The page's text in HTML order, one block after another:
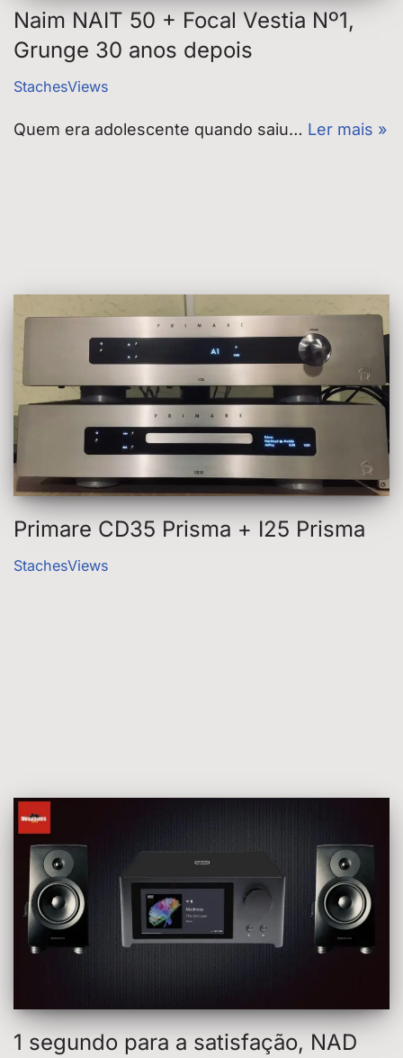
Naim NAIT 50 + Focal Vestia Nº1,
Grunge 30 anos depois
StachesViews
Quem era adolescente quando saiu… Ler mais »
Primare CD35 Prisma + I25 Prisma
StachesViews
1 segundo para a satisfação, NAD